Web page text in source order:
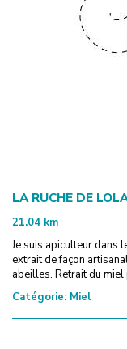
LA RUCHE DE
21.04 km
Je suis apiculteur dans
extrait de façon
abeilles. Retrait du
Catégorie: Miel